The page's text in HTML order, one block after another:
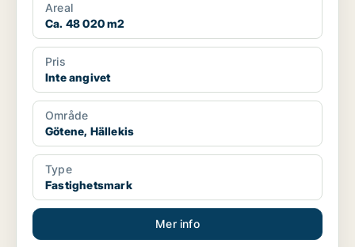
Areal
Ca. 48 020 m2
Pris
Inte angivet
Område
Götene, Hällekis
Type
Fastighetsmark
Mer info